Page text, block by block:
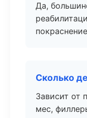
Да,
Сколько
Зависит от
мес,